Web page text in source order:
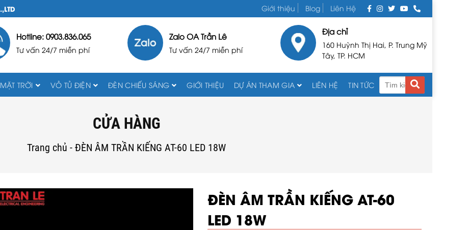
Giới thiệu Blog Liên Hệ
Hotline: 0903.836.065
Tư vấn 24/7 miễn phí
Zalo OA Trần Lê
Tư vấn 24/7 miễn phí
Địa chỉ
160 Huỳnh Thị Hai, P. Trung Mỹ
Tây, TP. HCM
TRỜI VỎ TỦ ĐIỆN ĐÈN CHIẾU SÁNG GIỚI THIỆU DỰ ÁN THAM GIA LIÊN HỆ TIN TỨC
CỬA HÀNG
Trang chủ - ĐÈN ÂM TRẦN KIẾNG AT-60 LED 18W
ĐÈN ÂM TRẦN KIẾNG AT-60
LED 18W